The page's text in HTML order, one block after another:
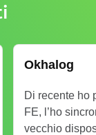
Okhalog
Di recente ho
FE, l’ho
vecchio